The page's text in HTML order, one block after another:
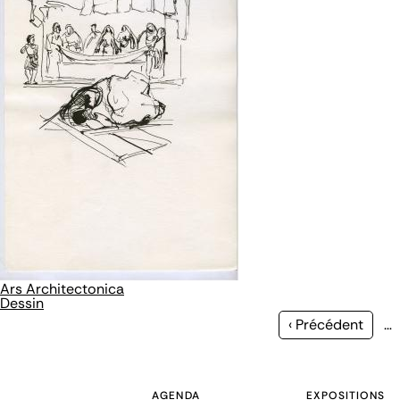
Ars Architectonica
Dessin
Page
‹ Précédent …
AGENDA EXPOSITIONS